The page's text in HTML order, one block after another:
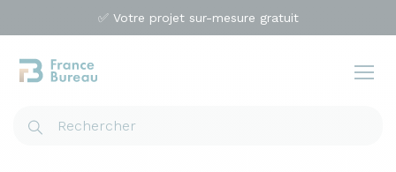
✅ Votre projet sur-mesure gratuit